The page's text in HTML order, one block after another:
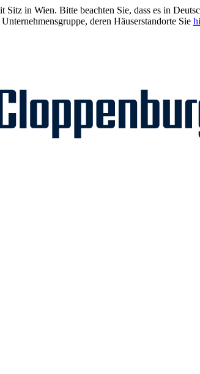
in Wien. Bitte beachten Sie, dass es in
deren Häuserstandorte Sie